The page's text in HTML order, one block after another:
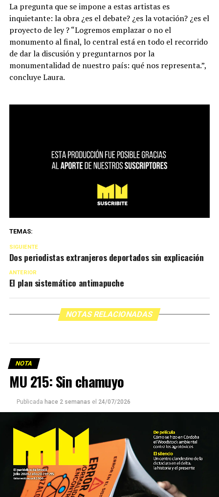
La pregunta que se impone a estas artistas es
inquietante: la obra ¿es el debate? ¿es la votación? ¿es el
proyecto de ley ? “Logremos emplazar o no el
monumento al final, lo central está en todo el recorrido
de dar la discusión y preguntarnos por la
monumentalidad de nuestro país: qué nos representa.”,
concluye Laura.
TEMAS:
SIGUIENTE
Dos periodistas extranjeros deportados sin explicación
ANTERIOR
El plan sistemático antimapuche
NOTAS RELACIONADAS
NOTA
MU 215: Sin chamuyo
Publicada hace 2 semanas el 24/07/2026